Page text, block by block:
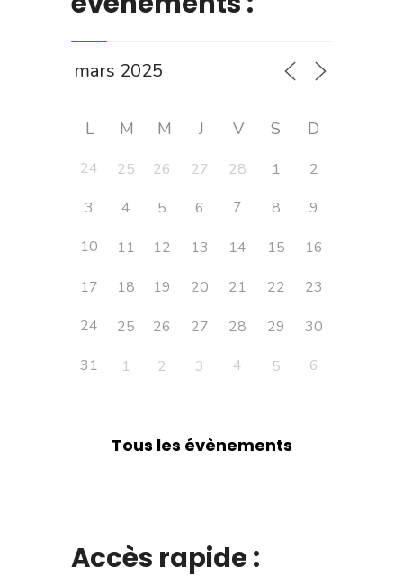
L M M J V S D
24 25 26 27 28 1
2
3
4 5 6 7 8
9
10
11 12 13 14 15
16
17
18 19 20 21 22
23
24
25 26 27 28 29
30
31
1 2 3 4 5 6
Tous les évènements
Accès rapide :